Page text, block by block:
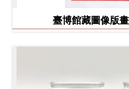
臺博館藏圖像版